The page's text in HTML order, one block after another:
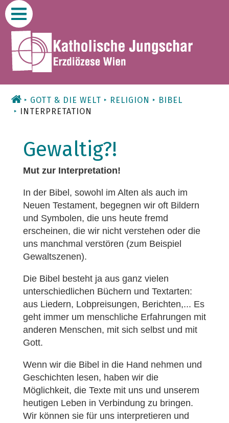
Zum
Inhalt
GOTT & DIE WELT RELIGION
BIBEL
INTERPRETATION
Gewaltig?!
Mut zur Interpretation!
In der Bibel, sowohl im Alten als auch im
Neuen Testament, begegnen wir oft Bildern
und Symbolen, die uns heute fremd
erscheinen, die wir nicht verstehen oder die
uns manchmal verstören (zum Beispiel
Gewaltszenen).
Die Bibel besteht ja aus ganz vielen
unterschiedlichen Büchern und Textarten:
aus Liedern, Lobpreisungen, Berichten,... Es
geht immer um menschliche Erfahrungen mit
anderen Menschen, mit sich selbst und mit
Gott.
Wenn wir die Bibel in die Hand nehmen und
Geschichten lesen, haben wir die
Möglichkeit, die Texte mit uns und unserem
heutigen Leben in Verbindung zu bringen.
Wir können sie für uns interpretieren und